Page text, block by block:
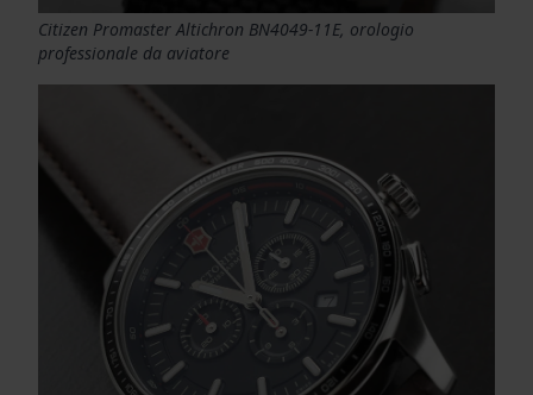
Citizen Promaster Altichron BN4049-11E, orologio
professionale da aviatore